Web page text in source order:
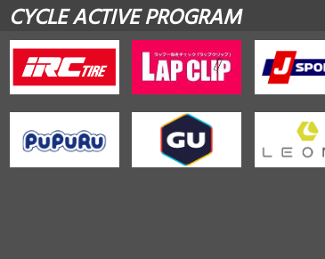
CYCLE ACTIVE PROGRAM